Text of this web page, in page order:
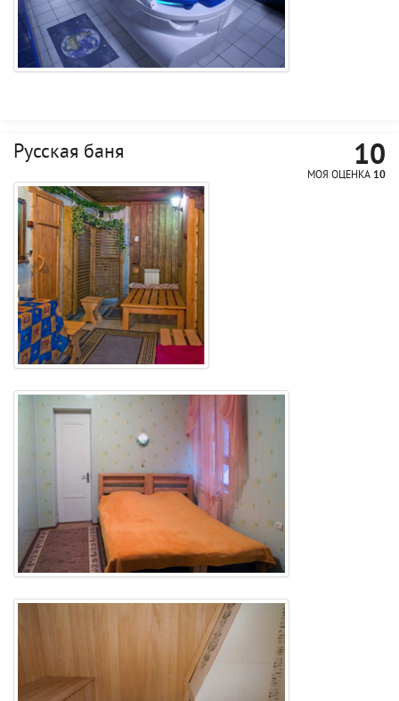
Русская баня 10
МОЯ ОЦЕНКА 10